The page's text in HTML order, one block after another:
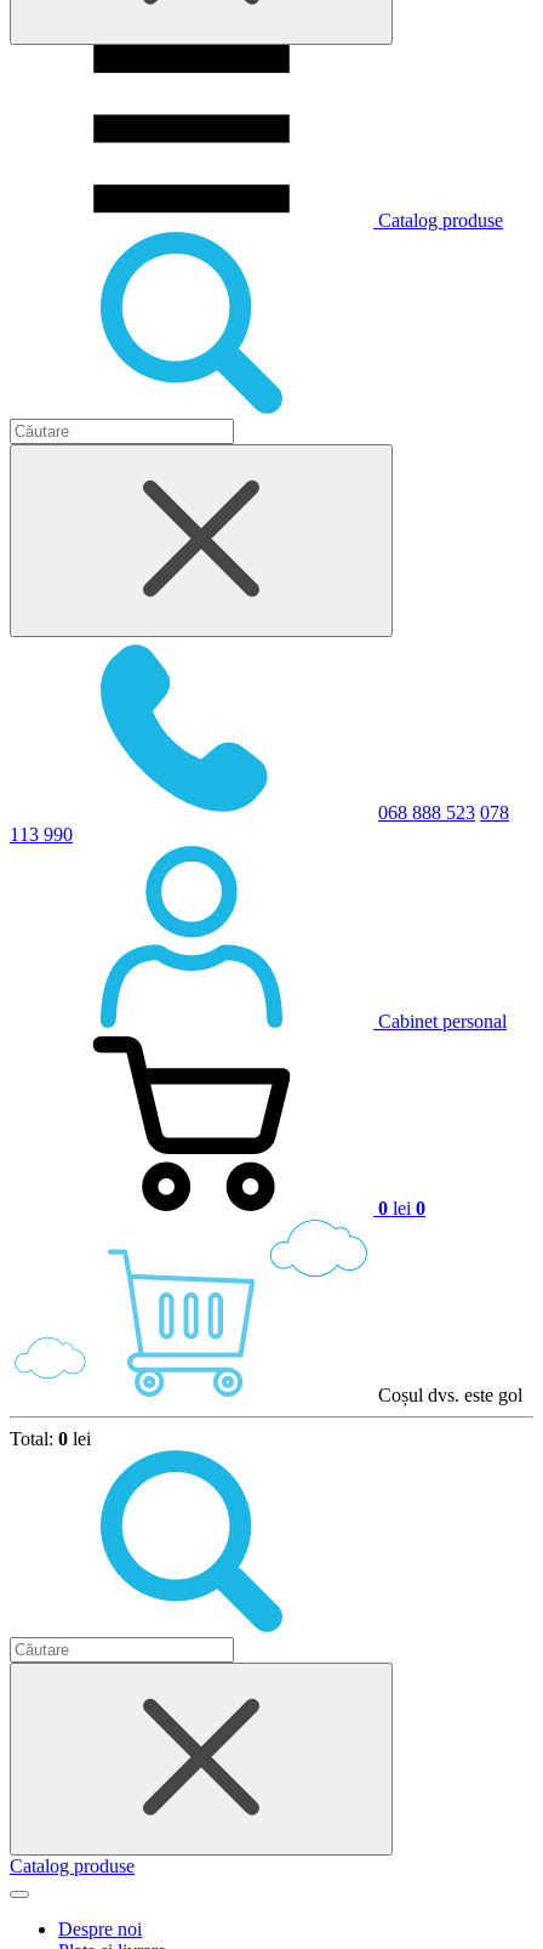
Catalog produse
068 888 523 078
113 990
Cabinet personal
0 lei 0
Coșul dvs. este gol
Total: 0 lei
Catalog produse
Despre noi